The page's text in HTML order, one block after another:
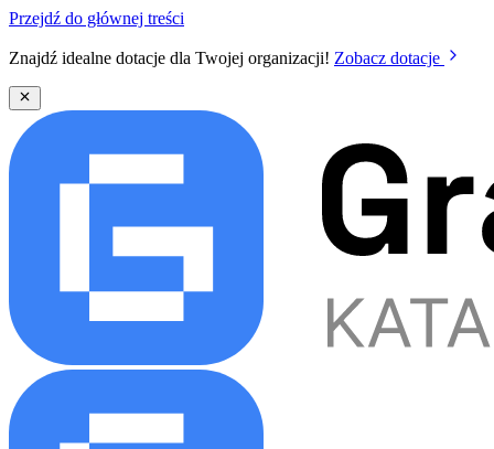
Przejdź do głównej treści
Znajdź idealne dotacje dla Twojej organizacji! Zobacz dotacje